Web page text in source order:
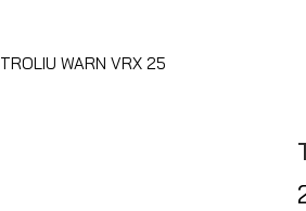
TROLIU WARN VRX 25